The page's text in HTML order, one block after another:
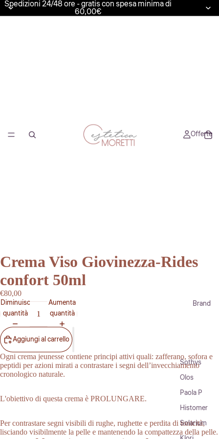
Spedizioni 24/48 ore - gratis con spesa minima di
60,00€
Offerte
Brand
Sothys
Olos
Paola P
Histomer
Solarium
Crema Viso Giovinezza-Rides
confort 50ml
€80,00
Diminuisci
quantità
Aumenta
quantità
Aggiungi al carrello
Ogni crema jeunesse contiene principi attivi quali: zafferano, sofora e
peptidi per azioni mirati a contrastare i segni dell’invecchiamento
cronologico naturale.
L'obiettivo di questa crema è PROLUNGARE.
Per contrastare segni visibili di rughe, rughette e perdita di tonicità,
lisciando visibilmente la pelle e mantenendo la compattezza della pelle.